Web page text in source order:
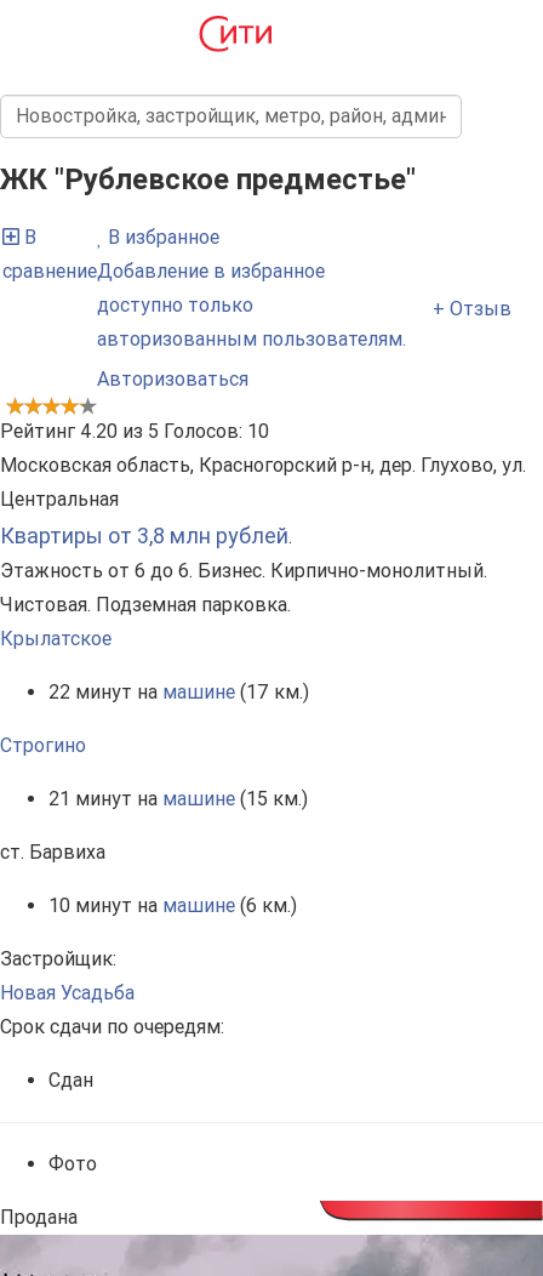
ЖК "Рублевское предместье"
В
сравнение
В избранное
Добавление в избранное
доступно только
авторизованным пользователям.
Авторизоваться
+ Отзыв
Рейтинг 4.20 из 5 Голосов: 10
Московская область, Красногорский р-н, дер. Глухово, ул.
Центральная
Квартиры от 3,8 млн рублей.
Этажность от 6 до 6. Бизнес. Кирпично-монолитный.
Чистовая. Подземная парковка.
Крылатское
22 минут на машине (17 км.)
Строгино
21 минут на машине (15 км.)
ст. Барвиха
10 минут на машине (6 км.)
Застройщик:
Новая Усадьба
Срок сдачи по очередям:
Сдан
Фото
Продана